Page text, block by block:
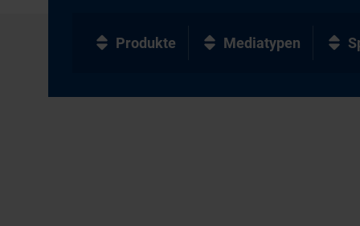
Produkte Mediatypen